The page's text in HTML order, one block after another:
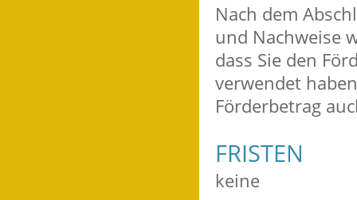
Nach dem
und Nachweise
dass Sie den
verwendet
Förderbetrag
FRISTEN
keine